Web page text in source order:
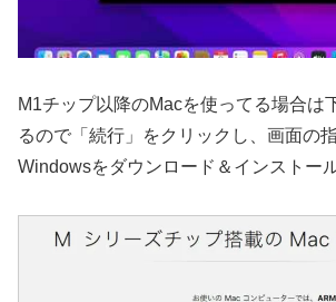
M1チップ以降のMacを使ってる場合は
るので「続行」をクリックし、画面の
Windowsをダウンロード＆インストー